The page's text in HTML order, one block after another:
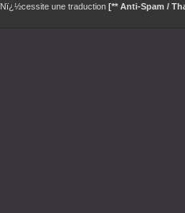
Nï¿½cessite une traduction [** Anti-Spam /